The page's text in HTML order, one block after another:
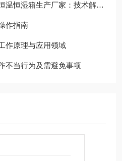
箱生产厂家：技术解析与选购指南
作指南
作原理与应用领域
不当行为及需避免事项